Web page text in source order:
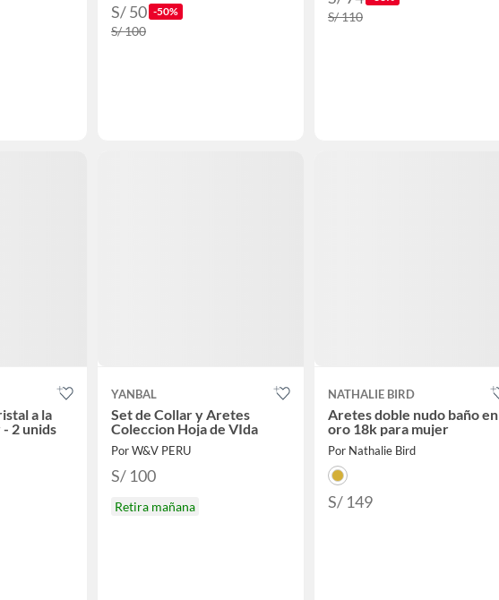
S/ 50 -50%
S/ 100
S/ 110
2 unids
YANBAL
Set de Collar y Aretes
Coleccion Hoja de VIda
Por W&V PERU
S/ 100
Retira mañana
NATHALIE BIRD
Aretes doble nudo baño en
oro 18k para mujer
Por Nathalie Bird
S/ 149